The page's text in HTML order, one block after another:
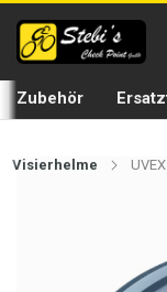
Zubehör
Visierhelme